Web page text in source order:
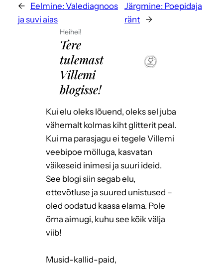
← Eelmine: Valediagnoos
ja suvi aias
Järgmine: Poepidaja
ränt →
Heihei!
Tere
tulemast
Villemi
blogisse!
Kui elu oleks lõuend, oleks sel juba
vähemalt kolmas kiht glitterit peal.
Kui ma parasjagu ei tegele Villemi
veebipoe mölluga, kasvatan
väikeseid inimesi ja suuri ideid.
See blogi siin segab elu,
ettevõtluse ja suured unistused –
oled oodatud kaasa elama. Pole
õrna aimugi, kuhu see kõik välja
viib!
Musid-kallid-paid,